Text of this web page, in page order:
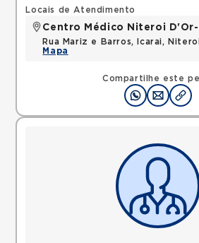
Compartilhe este
Locais de Atendimento
Centro Médico Niteroi
Rua Mariz e Barros, Icarai,
Mapa